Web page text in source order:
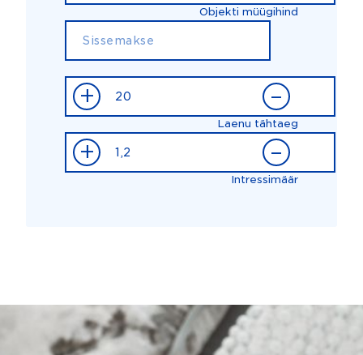
Objekti müügihind
–
+
Laenu tähtaeg
–
+
Intressimäär